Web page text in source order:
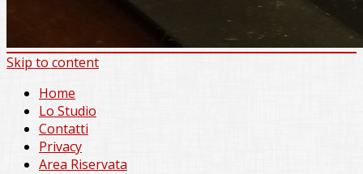
Skip to content
Home
Lo Studio
Contatti
Privacy
Area Riservata